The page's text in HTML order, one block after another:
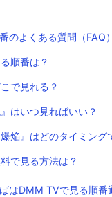
のよくある質問（FAQ）
順番は？
で見れる？
はいつ見ればいい？
焔』はどのタイミング
で見る方法は？
はDMM TVで見る順番